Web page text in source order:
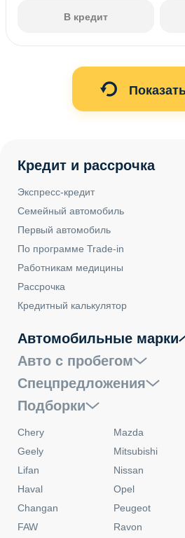
В кредит
Кредит и рассрочка
Экспресс-кредит
Семейный автомобиль
Первый автомобиль
По программе Trade-in
Работникам медицины
Рассрочка
Кредитный калькулятор
Автомобильные марки
Авто с пробегом
Спецпредложения
Подборки
Chery
Geely
Lifan
Haval
Changan
FAW
Mazda
Mitsubishi
Nissan
Opel
Peugeot
Ravon